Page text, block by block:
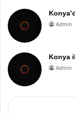
Admin
Konya
Admin